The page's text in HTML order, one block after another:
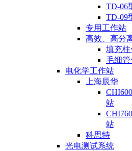
TD-06
TD-09
专用工作站
高效、高分
填充
毛细
电化学工作站
上海辰华
站
站
科思特
光电测试系统